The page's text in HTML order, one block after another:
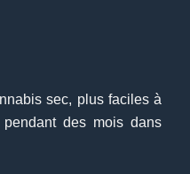
sec, plus faciles à
des mois dans